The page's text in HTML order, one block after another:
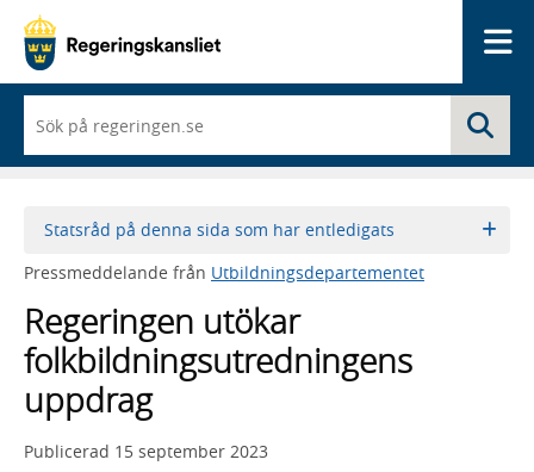
du
börjar
skriva
framträder
lista
med
sökförslag
Statsråd på denna sida som har entledigats
Pressmeddelande från Utbildningsdepartementet
Regeringen utökar
folkbildningsutredningens
uppdrag
Publicerad 15 september 2023